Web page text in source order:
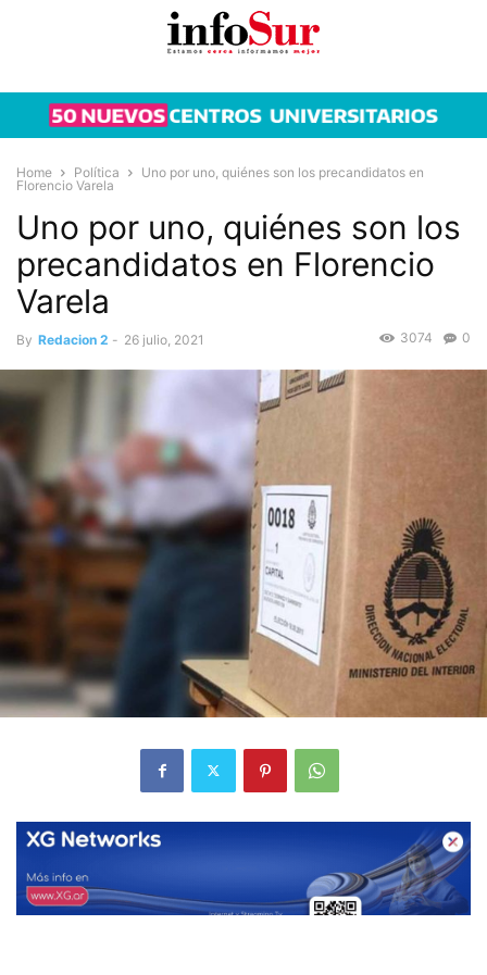
Home Política
Uno por uno, quiénes son los precandidatos en
Florencio Varela
Uno por uno, quiénes son los
precandidatos en Florencio
Varela
By Redacion 2 - 26 julio, 2021 0
3074